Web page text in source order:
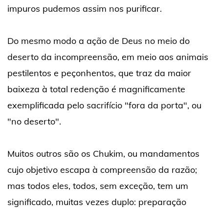
impuros pudemos assim nos purificar.
Do mesmo modo a ação de Deus no meio do
deserto da incompreensão, em meio aos animais
pestilentos e peçonhentos, que traz da maior
baixeza à total redenção é magnificamente
exemplificada pelo sacrifício "fora da porta", ou
"no deserto".
Muitos outros são os Chukim, ou mandamentos
cujo objetivo escapa à compreensão da razão;
mas todos eles, todos, sem exceção, tem um
significado, muitas vezes duplo: preparação